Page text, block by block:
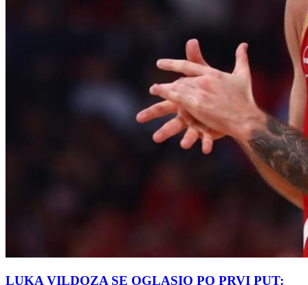
LUKA VILDOZA SE OGLASIO PO PRVI PUT: